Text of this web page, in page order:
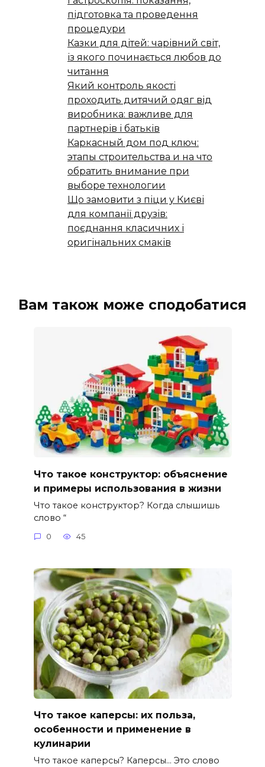
підготовка та проведення
процедури
Казки для дітей: чарівний світ,
із якого починається любов до
читання
Який контроль якості
проходить дитячий одяг від
виробника: важливе для
партнерів і батьків
Каркасный дом под ключ:
этапы строительства и на что
обратить внимание при
выборе технологии
Що замовити з піци у Києві
для компанії друзів:
поєднання класичних і
оригінальних смаків
Вам також може сподобатися
Что такое конструктор: объяснение
и примеры использования в жизни
Что такое конструктор? Когда слышишь
слово “
0 45
Что такое каперсы: их польза,
особенности и применение в
кулинарии
Что такое каперсы? Каперсы… Это слово